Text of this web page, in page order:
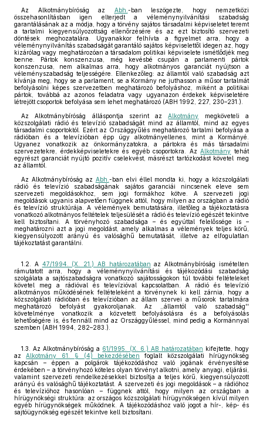
Az Alkotmánybíróság az Abh. -ban leszögezte, hogy nemzetközi
összehasonlításban igen elterjedt a véleménynyilvánítási szabadság
garantálásának az a módja, hogy a törvény sajátos társadalmi képviseletet teremt
a tartalmi kiegyensúlyozottság ellenőrzésére és az ezt biztosító szervezeti
döntések meghozatalára. Ugyanakkor felhívta a figyelmet arra, hogy a
véleménynyilvánítás szabadságát garantáló sajátos képviselettől idegen az, hogy
kizárólag vagy meghatározóan a társadalom politikai képviselete ismétlődjék meg
benne. Pártok konszenzusa, még kevésbé csupán a parlamenti pártok
konszenzusa, nem alkalmas arra, hogy alkotmányos garanciát nyújtson a
véleményszabadság teljességére. Ellenkezőleg: az államtól való szabadság azt
kívánja meg, hogy se a parlament, se a Kormány ne juthasson a műsor tartalmát
befolyásolni képes szervezetben meghatározó befolyáshoz, miként a politikai
pártok, továbbá az azonos feladatra vagy ugyanazon érdekek képviseletére
létrejött csoportok befolyása sem lehet meghatározó (ABH 1992, 227, 230–231.).
Az Alkotmánybíróság álláspontja szerint azAlkotmány megköveteli a
közszolgálati rádió és televízió szabadságát mind az államtól, mind az egyes
társadalmi csoportoktól. Ezért az Országgyűlés meghatározó tartalmi befolyása a
rádióban és a televízióban épp úgy alkotmányellenes, mint a Kormányé.
Ugyanez vonatkozik az önkormányzatokra, a pártokra és más társadalmi
szervezetekre, érdekképviseletekre és egyéb csoportokra. AzAlkotmány tehát
egyrészt garanciát nyújtó pozitív cselekvést, másrészt tartózkodást követel meg
az államtól.
Az Alkotmánybíróság az Abh. -ban elvi éllel mondta ki, hogy a közszolgálati
rádió és televízió szabadságának sajátos garanciái nincsenek eleve sem
szervezeti megoldásokhoz, sem jogi formákhoz kötve. A szervezeti jogi
megoldások ugyanis alapvetően függnek attól, hogy milyen az országban a rádió
és televízió struktúrája. A vélemények bemutatására, illetőleg a tájékoztatásra
vonatkozó alkotmányos feltételek teljesülését a rádió és televízió egészét tekintve
kell biztosítani. A törvényhozó szabadsága – és egyúttal felelőssége is –
meghatározni azt a jogi megoldást, amely alkalmas a vélemények teljes körű,
kiegyensúlyozott arányú és valósághű bemutatását, illetve az elfogulatlan
tájékoztatást garantálni.
1.2. A 47/1994. (X. 21.) AB határozatában az Alkotmánybíróság ismételten
rámutatott arra, hogy a véleménynyilvánítási és tájékozódási szabadság
szolgálata a sajtószabadságra vonatkozó sajátosságokon túl további feltételeket
követel meg a rádióval és televízióval kapcsolatban. A rádió és televízió
alkotmányos működésének feltételeként a törvénynek ki kell zárnia, hogy a
közszolgálati rádióban és televízióban az állam szervei a műsorok tartalmára
meghatározó befolyást gyakoroljanak. Az ,,államtól való szabadság''
követelménye vonatkozik a közvetett befolyásolásra és a befolyásolás
lehetőségére is, és fennáll mind az Országgyűléssel, mind pedig a Kormánnyal
szemben (ABH 1994, 282–283.).
1.3. Az Alkotmánybíróság a 61/1995. (X. 6.) AB határozatában kifejtette, hogy
azAlkotmány 61. § (4) bekezdésében foglalt közszolgálati hírügynökség
kapcsán – éppen a polgárok tájékozódáshoz való jogának érvényesítése
érdekében – a törvényhozó köteles olyan törvényt alkotni, amely anyagi, eljárási,
valamint szervezeti rendelkezésekkel biztosítja a teljes körű, kiegyensúlyozott
arányú és valósághű tájékoztatást. A szervezeti és jogi megoldások – a rádióhoz
és televízióhoz hasonlóan – függnek attól, hogy milyen az országban a
hírügynökségi struktúra: az országos közszolgálati hírügynökségen kívül milyen
egyéb hírügynökségek működnek. A tájékozódáshoz való jogot a hír-, kép- és
sajtóügynökség egészét tekintve kell biztosítani.